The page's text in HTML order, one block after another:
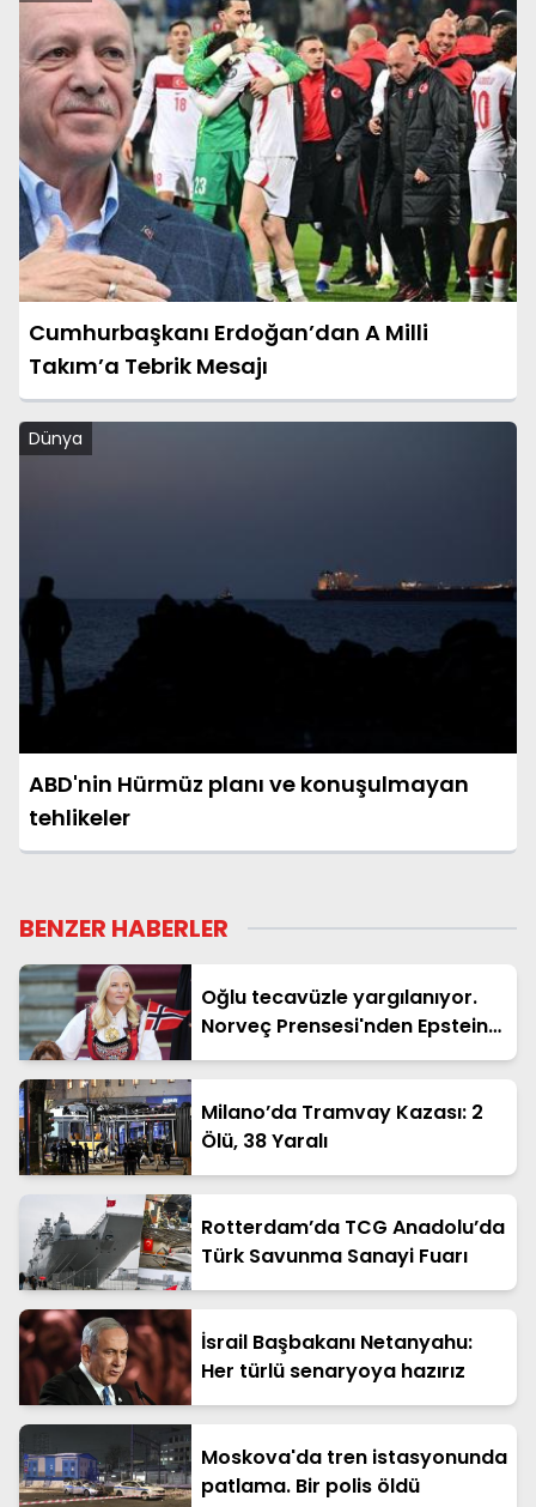
Cumhurbaşkanı Erdoğan’dan A Milli
Takım’a Tebrik Mesajı
Dünya
ABD'nin Hürmüz planı ve konuşulmayan
tehlikeler
BENZER HABERLER
Oğlu tecavüzle yargılanıyor.
Norveç Prensesi'nden Epstein
itirafı
Milano’da Tramvay Kazası: 2
Ölü, 38 Yaralı
Rotterdam’da TCG Anadolu’da
Türk Savunma Sanayi Fuarı
İsrail Başbakanı Netanyahu:
Her türlü senaryoya hazırız
Moskova'da tren istasyonunda
patlama. Bir polis öldü